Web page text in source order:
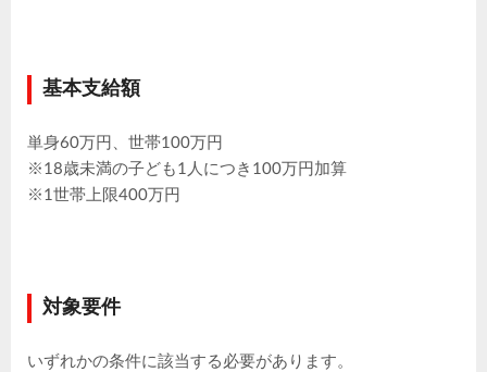
基本支給額
単身60万円、世帯100万円
※18歳未満の子ども1人につき100万円加算
※1世帯上限400万円
対象要件
いずれかの条件に該当する必要があります。